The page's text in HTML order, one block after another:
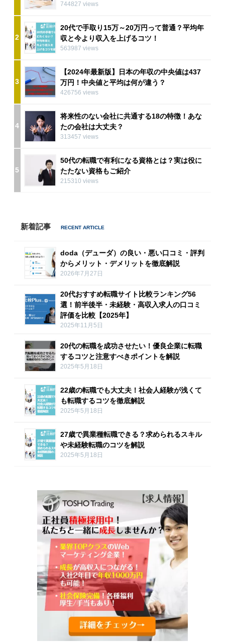
744827 views
2
20代で手取り15万～20万円って普通？平均年
収と今より収入を上げるコツ！
563987 views
3
【2024年最新版】日本の年収の中央値は437
万円！中央値と平均は何が違う？
426756 views
4
将来性のない会社に共通する18の特徴！あな
たの会社は大丈夫？
313457 views
5
50代の転職で有利になる資格とは？実は役に
たたない資格もご紹介
215310 views
新着記事
doda（デューダ）の良い・悪い口コミ・評判
からメリット・デメリットを徹底解説
2026年7月27日
20代おすすめ転職サイト比較ランキング56
選！前半後半・未経験・高収入求人の口コミ
評価を比較【2025年】
2025年11月5日
20代の転職を成功させたい！優良企業に転職
するコツと注意すべきポイントを解説
2025年5月18日
22歳の転職でも大丈夫！社会人経験が浅くて
も転職するコツを徹底解説
2025年5月18日
27歳で異業種転職できる？求められるスキル
や未経験転職のコツを解説
2025年5月18日